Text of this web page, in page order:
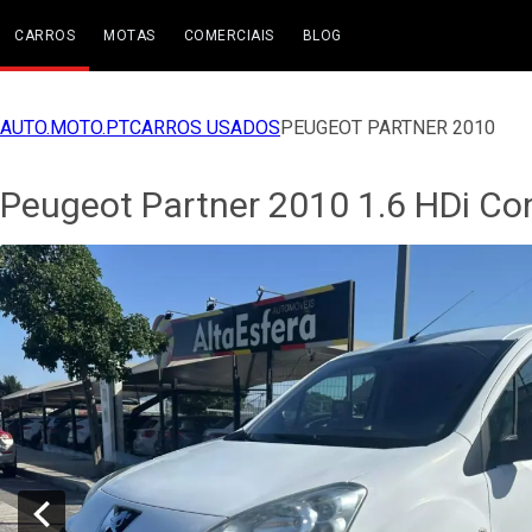
CARROS MOTAS COMERCIAIS BLOG
AUTO.MOTO.PTCARROS USADOSPEUGEOT PARTNER 2010
Peugeot Partner 2010 1.6 HDi